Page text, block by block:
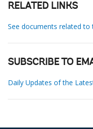
RELATED LINKS
See documents related to
SUBSCRIBE TO
Daily Updates of the